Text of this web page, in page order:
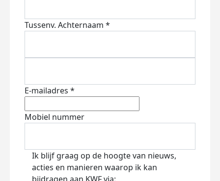
Tussenv. Achternaam *
E-mailadres *
Mobiel nummer
Ik blijf graag op de hoogte van nieuws,
acties en manieren waarop ik kan